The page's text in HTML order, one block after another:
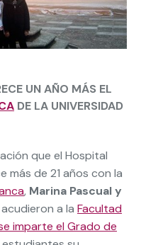
UN AÑO MÁS EL
DE LA UNIVERSIDAD
que el Hospital
más de 21 años con la
, Marina Pascual y
acudieron a la Facultad
imparte el Grado de